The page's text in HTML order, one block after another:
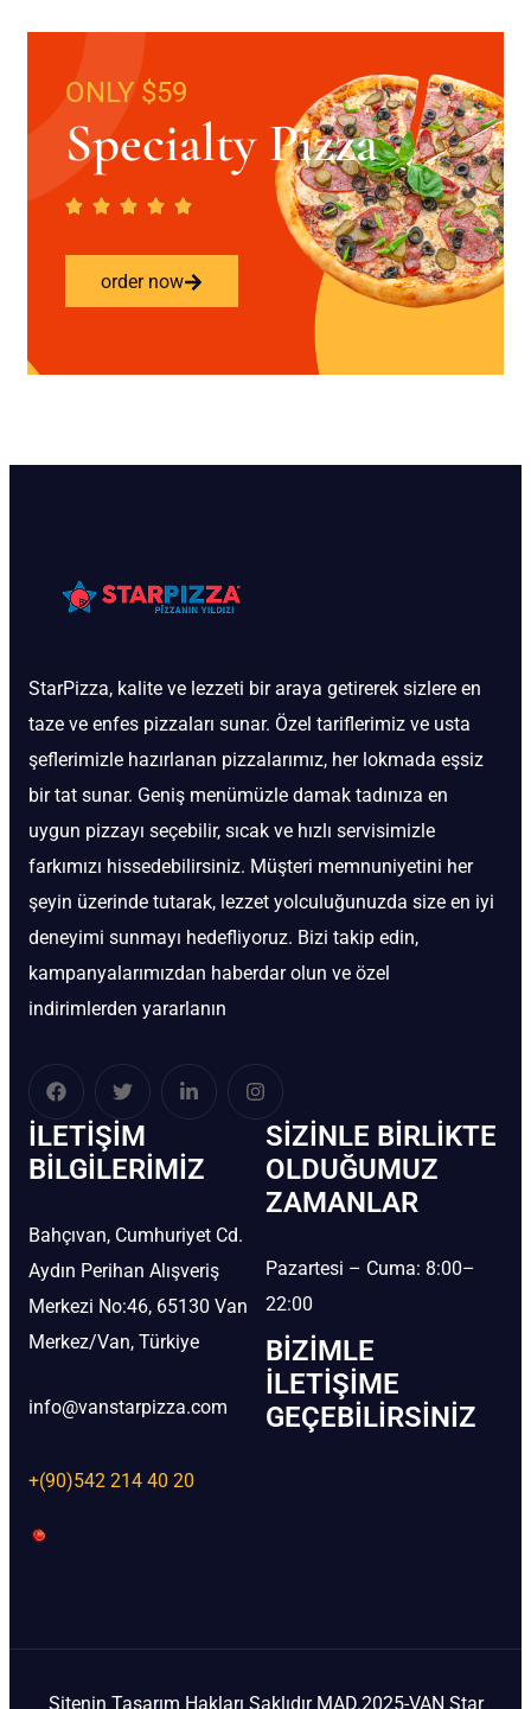
ONLY $59
Specialty Pizza
order now
StarPizza, kalite ve lezzeti bir araya getirerek sizlere en
taze ve enfes pizzaları sunar. Özel tariflerimiz ve usta
şeflerimizle hazırlanan pizzalarımız, her lokmada eşsiz
bir tat sunar. Geniş menümüzle damak tadınıza en
uygun pizzayı seçebilir, sıcak ve hızlı servisimizle
farkımızı hissedebilirsiniz. Müşteri memnuniyetini her
şeyin üzerinde tutarak, lezzet yolculuğunuzda size en iyi
deneyimi sunmayı hedefliyoruz. Bizi takip edin,
kampanyalarımızdan haberdar olun ve özel
indirimlerden yararlanın
İLETIŞIM
BİLGILERIMIZ
Bahçıvan, Cumhuriyet Cd.
Aydın Perihan Alışveriş
Merkezi No:46, 65130 Van
Merkez/Van, Türkiye
info@vanstarpizza.com
+(90)542 214 40 20
SIZINLE BIRLIKTE
OLDUĞUMUZ
ZAMANLAR
Pazartesi – Cuma: 8:00–
22:00
BIZIMLE
İLETIŞIME
GEÇEBILIRSINIZ
Sitenin Tasarım Hakları Saklıdır MAD.2025-VAN Star